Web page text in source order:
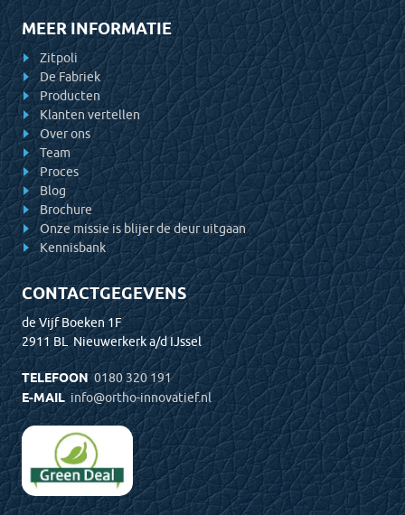
MEER INFORMATIE
Zitpoli
De Fabriek
Producten
Klanten vertellen
Over ons
Team
Proces
Blog
Brochure
Onze missie is blijer de deur uitgaan
Kennisbank
CONTACTGEGEVENS
de Vijf Boeken 1F
2911 BL Nieuwerkerk a/d IJssel
TELEFOON 0180 320 191
E-MAIL info@ortho-innovatief.nl